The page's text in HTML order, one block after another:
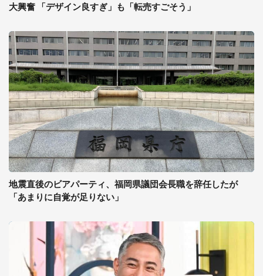
大興奮 「デザイン良すぎ」も「転売すごそう」
地震直後のビアパーティ、福岡県議団会長職を辞任したが
「あまりに自覚が足りない」